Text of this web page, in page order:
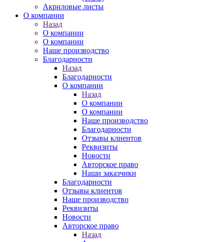
Акриловые листы
О компании
Назад
О компании
О компании
Наше производство
Благодарности
Назад
Благодарности
О компании
Назад
О компании
О компании
Наше производство
Благодарности
Отзывы клиентов
Реквизиты
Новости
Авторское право
Наши заказчики
Благодарности
Отзывы клиентов
Наше производство
Реквизиты
Новости
Авторское право
Назад